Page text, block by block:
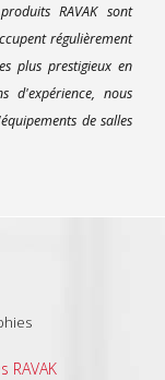
RAVAK sont
régulièrement
plus prestigieux en
d'expérience, nous
de salles
RAVAK